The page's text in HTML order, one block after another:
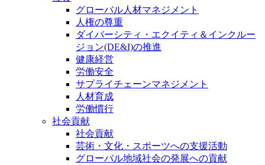
グローバル人材マネジメント
人権の尊重
ダイバーシティ・エクイティ＆インクルー
ジョン(DE&I)の推進
健康経営
労働安全
サプライチェーンマネジメント
人材育成
労働慣行
社会貢献
社会貢献
芸術・文化・スポーツへの支援活動
グローバル地域社会の発展への貢献